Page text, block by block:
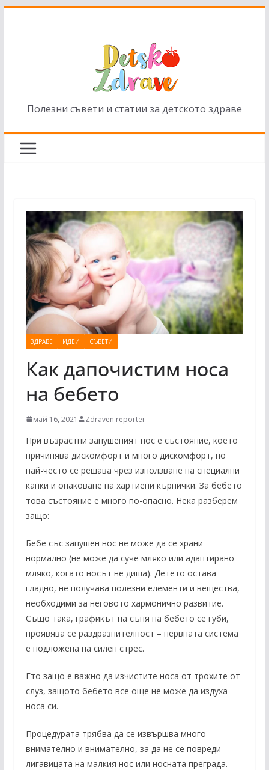
Полезни съвети и статии за детското здраве
ЗДРАВЕ ИДЕИ СЪВЕТИ
Как дапочистим носа
на бебето
май 16, 2021 Zdraven reporter
При възрастни запушеният нос е състояние, което
причинява дискомфорт и много дискомфорт, но
най-често се решава чрез използване на специални
капки и опаковане на хартиени кърпички. За бебето
това състояние е много по-опасно. Нека разберем
защо:
Бебе със запушен нос не може да се храни
нормално (не може да суче мляко или адаптирано
мляко, когато носът не диша). Детето остава
гладно, не получава полезни елементи и вещества,
необходими за неговото хармонично развитие.
Също така, графикът на съня на бебето се губи,
проявява се раздразнителност – нервната система
е подложена на силен стрес.
Ето защо е важно да изчистите носа от трохите от
слуз, защото бебето все още не може да издуха
носа си.
Процедурата трябва да се извършва много
внимателно и внимателно, за да не се повреди
лигавицата на малкия нос или носната преграда.